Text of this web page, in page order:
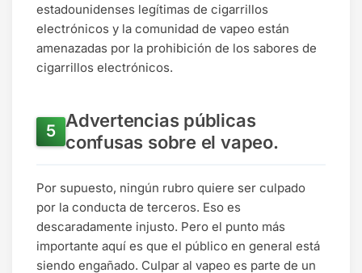
estadounidenses legítimas de cigarrillos
electrónicos y la comunidad de vapeo están
amenazadas por la prohibición de los sabores de
cigarrillos electrónicos.
Advertencias públicas
confusas sobre el vapeo.
Por supuesto, ningún rubro quiere ser culpado
por la conducta de terceros. Eso es
descaradamente injusto. Pero el punto más
importante aquí es que el público en general está
siendo engañado. Culpar al vapeo es parte de un